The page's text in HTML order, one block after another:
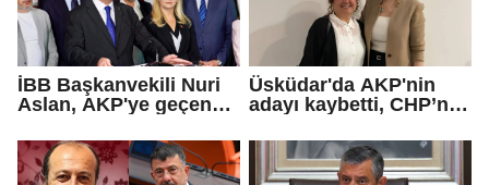
İBB Başkanvekili Nuri
Aslan, AKP'ye geçen
iddialarına yanıt verdi
Üsküdar'da AKP'nin
adayı kaybetti, CHP’nin
Çetinkaya Başkan
Vekili seçildi